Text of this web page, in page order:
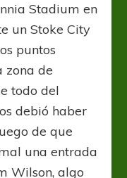
Stadium en
un Stoke City
puntos
zona de
todo del
debió haber
de que
una entrada
Wilson, algo